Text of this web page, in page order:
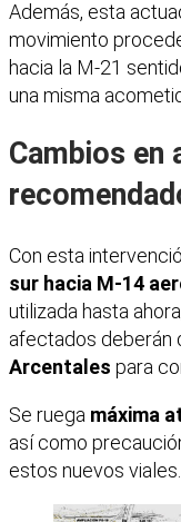
Además, esta
movimiento
hacia la M-21
una misma
Cambios en
Con esta
sur hacia M-14
utilizada hasta
afectados deberán
Arcentales para
Se ruega máxima
así como
estos nuevos viales.